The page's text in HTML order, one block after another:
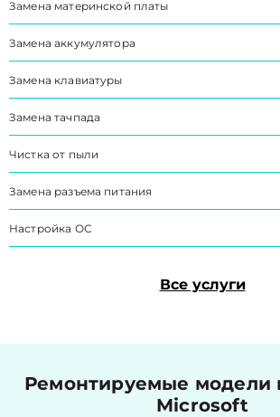
Замена материнской платы
Замена аккумулятора
Замена клавиатуры
Замена тачпада
Чистка от пыли
Замена разъема питания
Настройка ОС
Все услуги
Ремонтируемые модели
Microsoft